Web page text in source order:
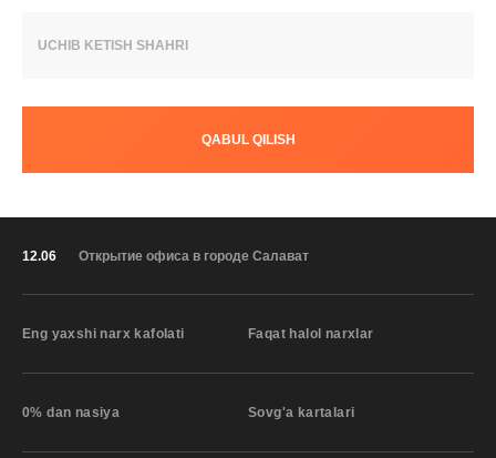
UCHIB KETISH SHAHRI
QABUL QILISH
12.06 Открытие офиса в городе Салават
Eng yaxshi narx kafolati Faqat halol narxlar
0% dan nasiya Sovg'a kartalari